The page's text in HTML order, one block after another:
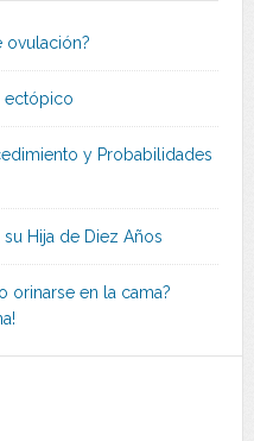
ovulación?
ectópico
y Probabilidades
Hija de Diez Años
orinarse en la cama?